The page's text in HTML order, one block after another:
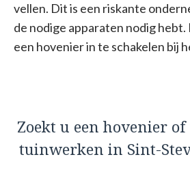
vellen. Dit is een riskante
de nodige apparaten nodig
een hovenier in te schakelen bij
Zoekt u een hovenier
tuinwerken in Sint-